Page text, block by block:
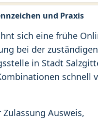
und Praxis
sich eine frühe
bei der zuständigen
in Stadt
schnell
Ausweis,